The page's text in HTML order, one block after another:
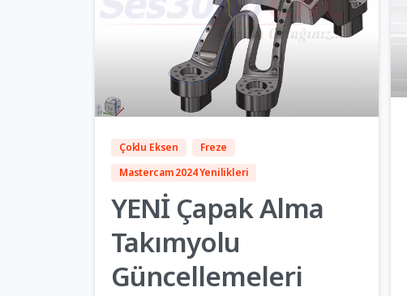
Çoklu Eksen
Freze
Mastercam 2024 Yenilikleri
YENİ Çapak Alma
Takımyolu
Güncellemeleri